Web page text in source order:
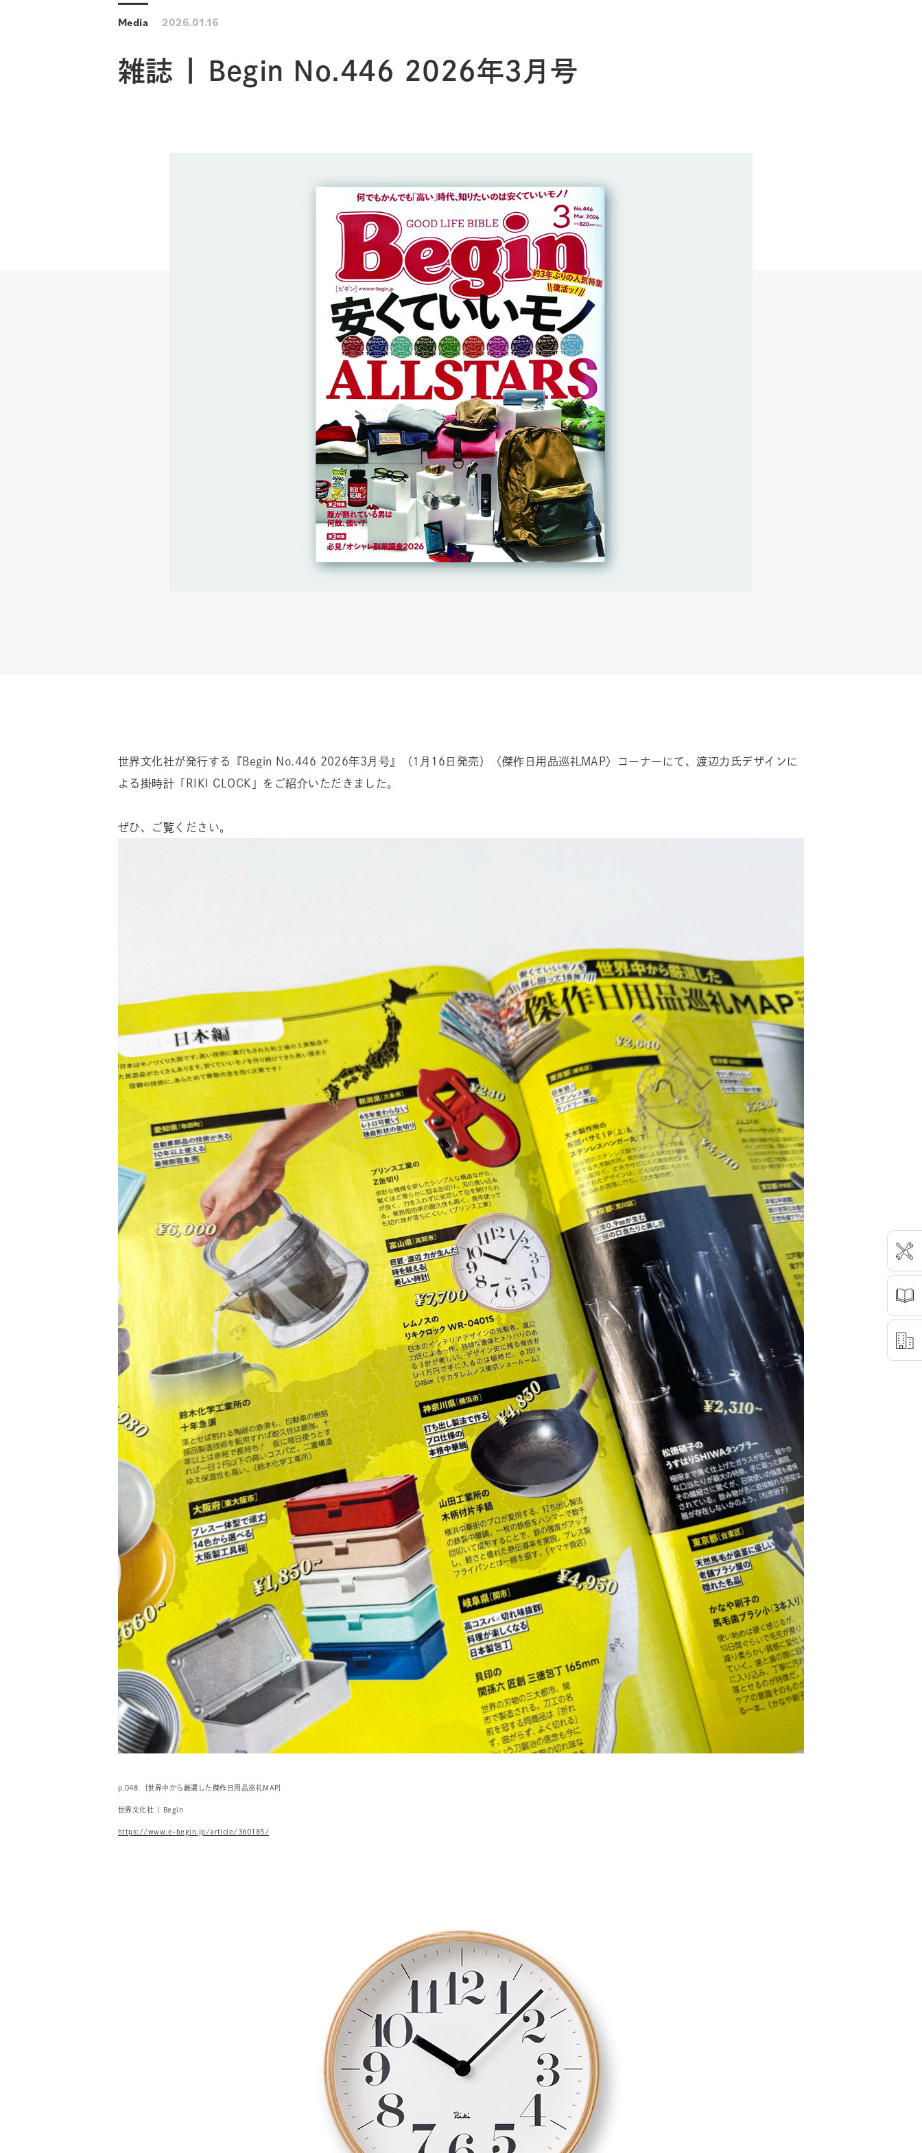
Media 2026.01.16
雑誌 | Begin No.446 2026年3月号
世界文化社が発行する『Begin No.446 2026年3月号』（1月16日発売）〈傑作日用品巡礼MAP〉コーナーにて、渡辺力氏デザインに
よる掛時計「RIKI CLOCK」をご紹介いただきました。
ぜひ、ご覧ください。
p.048 [世界中から厳選した傑作日用品巡礼MAP]
世界文化社 | Begin
https://www.e-begin.jp/article/360185/